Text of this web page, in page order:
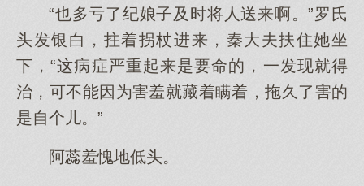
“也多亏了纪娘子及时将人送来啊。”罗氏
头发银白，拄着拐杖进来，秦大夫扶住她坐
下，“这病症严重起来是要命的，一发现就得
治，可不能因为害羞就藏着瞒着，拖久了害的
是自个儿。”
阿蕊羞愧地低头。